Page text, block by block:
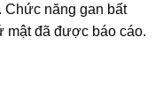
Chức năng gan bất
mật đã được báo cáo.